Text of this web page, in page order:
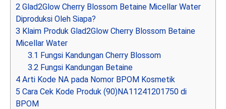
2 Glad2Glow Cherry Blossom Betaine Micellar Water
Diproduksi Oleh Siapa?
3 Klaim Produk Glad2Glow Cherry Blossom Betaine
Micellar Water
3.1 Fungsi Kandungan Cherry Blossom
3.2 Fungsi Kandungan Betaine
4 Arti Kode NA pada Nomor BPOM Kosmetik
5 Cara Cek Kode Produk (90)NA11241201750 di
BPOM